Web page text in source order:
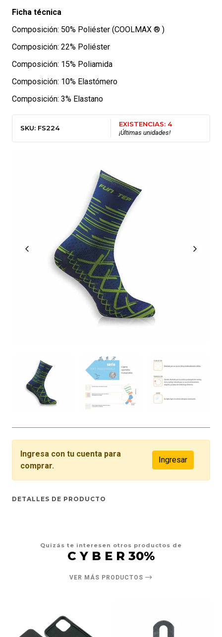
Ficha técnica
Composición: 50% Poliéster (COOLMAX ® )
Composición: 22% Poliéster
Composición: 15% Poliamida
Composición: 10% Elastómero
Composición: 3% Elastano
SKU: FS224
EXISTENCIAS: 4
¡Últimas unidades!
Ingresa con tu cuenta para
comprar.
Ingresar
DETALLES DE PRODUCTO
Quizás te interesen otros productos de
C Y B E R 30%
VER MÁS PRODUCTOS